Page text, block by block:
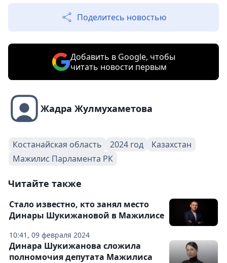
Поделитесь новостью
Добавить в Google, чтобы
читать новости первым
Жадра Жулмухаметова
Костанайская область 2024 год
Казахстан
Мажилис Парламента РК
Читайте также
10:41, 09 февраля 2024
Стало известно, кто занял место
Динары Шукижановой в Мажилисе
Динара Шукижанова сложила
полномочия депутата Мажилиса